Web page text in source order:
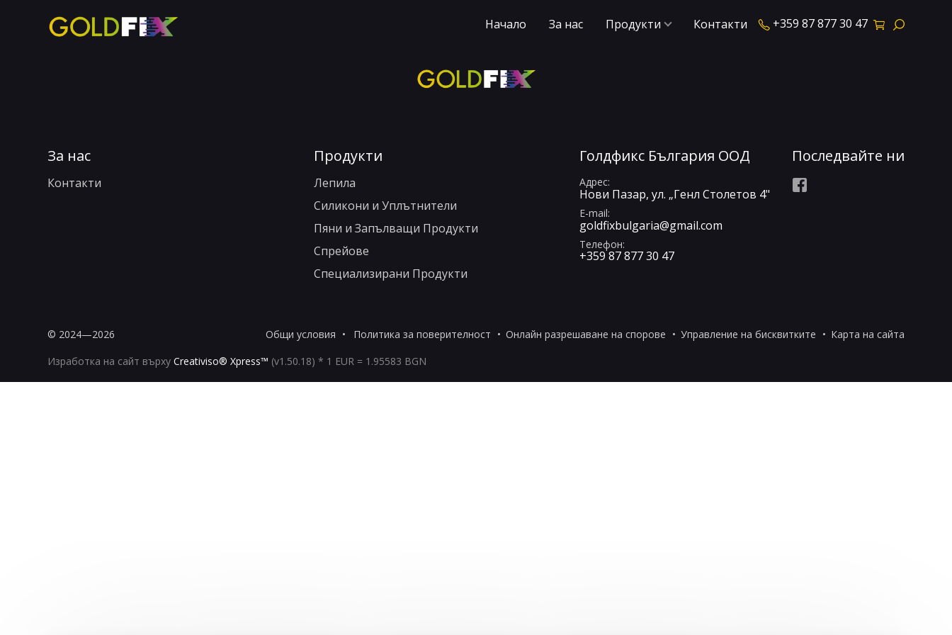
Начало За нас Продукти Контакти +359 87 877 30 47
За нас
Контакти
Продукти
Лепила
Силикони и Уплътнители
Пяни и Запълващи Продукти
Спрейове
Специализирани Продукти
Голдфикс България ООД
Адрес
Нови Пазар, ул. „Генл Столетов 4"
E-mail
goldfixbulgaria@gmail.com
Телефон
+359 87 877 30 47
Последвайте ни
© 2024—2026 Общи условия Политика за поверителност Онлайн разрешаване на спорове Управление на бисквитките
Карта на сайта
Изработка на сайт върху Creativiso® Xpress™ (v1.50.18) * 1 EUR = 1.95583 BGN